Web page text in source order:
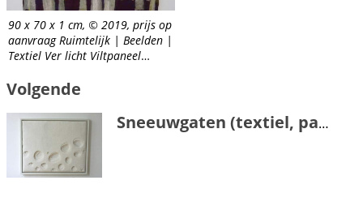
90 x 70 x 1 cm, © 2019, prijs op
aanvraag Ruimtelijk | Beelden |
Textiel Ver licht Viltpaneel
cm.
Volgende
Sneeuwgaten (textiel, panelen)